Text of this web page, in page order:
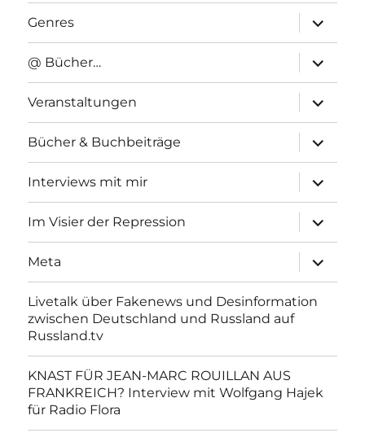
Genres
anzeigen
@ Bücher…
anzeigen
Veranstaltungen
anzeigen
Bücher & Buchbeiträge
anzeigen
Interviews mit mir
anzeigen
Im Visier der Repression
anzeigen
Meta
anzeigen
Livetalk über Fakenews und Desinformation
zwischen Deutschland und Russland auf
Russland.tv
KNAST FÜR JEAN-MARC ROUILLAN AUS
FRANKREICH? Interview mit Wolfgang Hajek
für Radio Flora